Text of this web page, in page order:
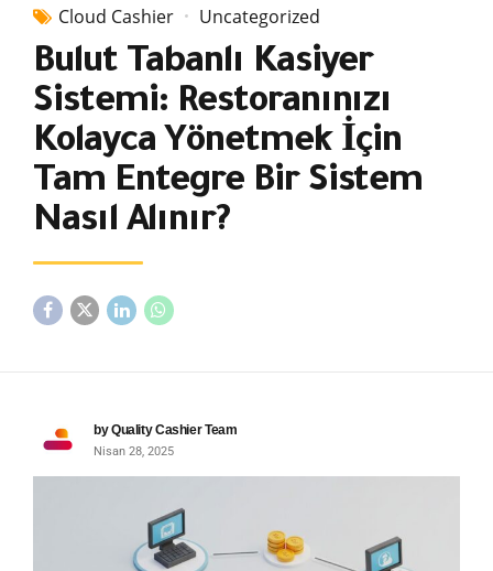
Cloud Cashier Uncategorized
Bulut Tabanlı Kasiyer
Sistemi: Restoranınızı
Kolayca Yönetmek İçin
Tam Entegre Bir Sistem
Nasıl Alınır?
by Quality Cashier Team
Nisan 28, 2025